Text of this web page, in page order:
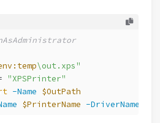
\out.xps"
"XPSPrinter"
-Name $OutPath
$PrinterName -DriverName